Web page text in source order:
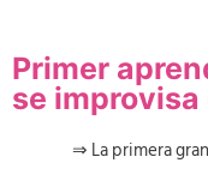
Primer
se
⇒ La primera